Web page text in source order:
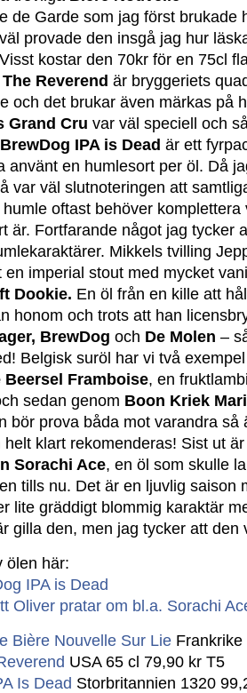
de Garde som jag först brukade
provade den insgå jag hur
kostar den 70kr för en 75cl
The Reverend är bryggeriets
och det brukar även märkas på
Grand Cru var väl speciell och
BrewDog IPA is Dead är ett
använt en humlesort per öl. Då
var väl slutnoteringen att
oftast behöver
är. Fortfarande något jag tycker
Mikkels tvilling
en imperial stout med mycket
Dookie. En öl från en kille att
honom och trots att han
BrewDog och De Molen –
Belgisk suröl har vi två
Beersel Framboise, en
sedan genom Boon Kriek
bör prova båda mot varandra så
klart rekomenderas! Sist ut
Sorachi Ace, en öl som skulle
tills nu. Det är en ljuvlig saison
lite gräddigt blommig karaktär
gilla den, men jag tycker att den
ölen här:
IPA is Dead
Oliver pratar om bl.a. Sorachi
Bière Nouvelle Sur Lie
USA 65 cl 79,90 kr T5
Is Dead Storbritannien 1320